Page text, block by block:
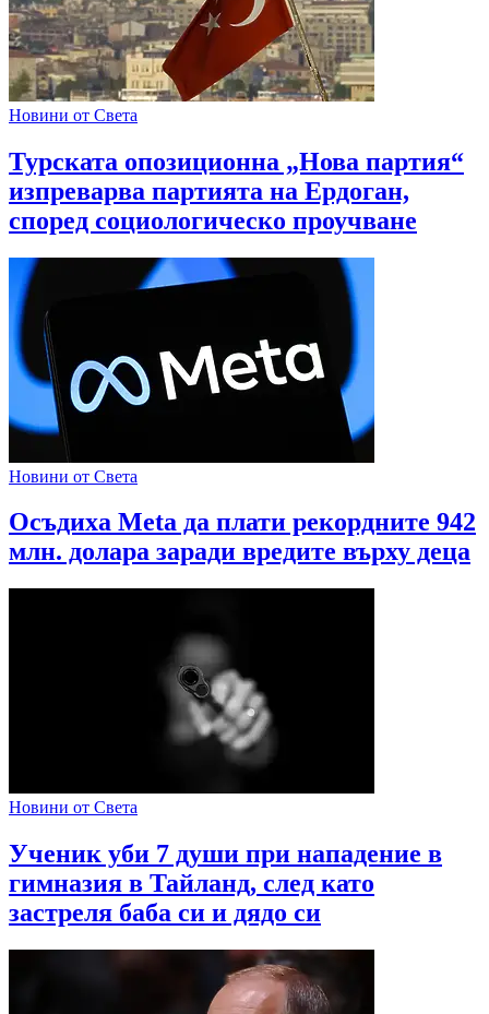
Новини от Света
Турската опозиционна „Нова партия“
изпреварва партията на Ердоган,
според социологическо проучване
Новини от Света
Осъдиха Meta да плати рекордните 942
млн. долара заради вредите върху деца
Новини от Света
Ученик уби 7 души при нападение в
гимназия в Тайланд, след като
застреля баба си и дядо си